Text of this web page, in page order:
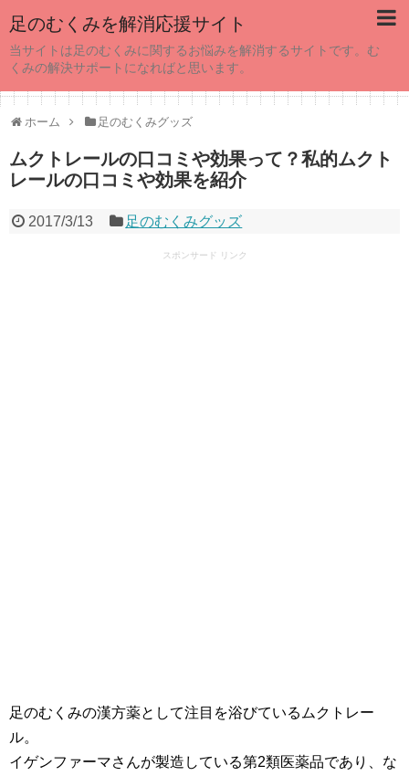
足のむくみを解消応援サイト
当サイトは足のむくみに関するお悩みを解消するサイトです。む
くみの解決サポートになればと思います。
ホーム 足のむくみグッズ
ムクトレールの口コミや効果って？私的ムクト
レールの口コミや効果を紹介
2017/3/13 足のむくみグッズ
スポンサード リンク
足のむくみの漢方薬として注目を浴びているムクトレー
ル。
イゲンファーマさんが製造している第2類医薬品であり、な